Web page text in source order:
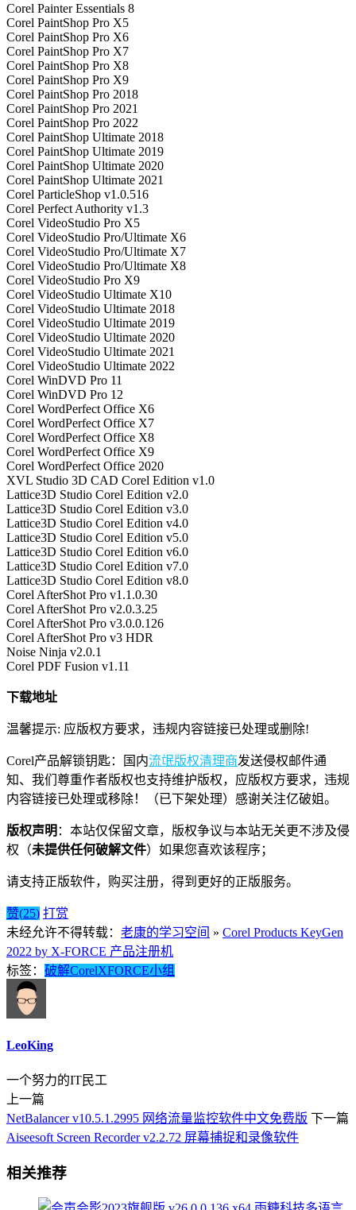
Corel Painter Essentials 8
Corel PaintShop Pro X5
Corel PaintShop Pro X6
Corel PaintShop Pro X7
Corel PaintShop Pro X8
Corel PaintShop Pro X9
Corel PaintShop Pro 2018
Corel PaintShop Pro 2021
Corel PaintShop Pro 2022
Corel PaintShop Ultimate 2018
Corel PaintShop Ultimate 2019
Corel PaintShop Ultimate 2020
Corel PaintShop Ultimate 2021
Corel ParticleShop v1.0.516
Corel Perfect Authority v1.3
Corel VideoStudio Pro X5
Corel VideoStudio Pro/Ultimate X6
Corel VideoStudio Pro/Ultimate X7
Corel VideoStudio Pro/Ultimate X8
Corel VideoStudio Pro X9
Corel VideoStudio Ultimate X10
Corel VideoStudio Ultimate 2018
Corel VideoStudio Ultimate 2019
Corel VideoStudio Ultimate 2020
Corel VideoStudio Ultimate 2021
Corel VideoStudio Ultimate 2022
Corel WinDVD Pro 11
Corel WinDVD Pro 12
Corel WordPerfect Office X6
Corel WordPerfect Office X7
Corel WordPerfect Office X8
Corel WordPerfect Office X9
Corel WordPerfect Office 2020
XVL Studio 3D CAD Corel Edition v1.0
Lattice3D Studio Corel Edition v2.0
Lattice3D Studio Corel Edition v3.0
Lattice3D Studio Corel Edition v4.0
Lattice3D Studio Corel Edition v5.0
Lattice3D Studio Corel Edition v6.0
Lattice3D Studio Corel Edition v7.0
Lattice3D Studio Corel Edition v8.0
Corel AfterShot Pro v1.1.0.30
Corel AfterShot Pro v2.0.3.25
Corel AfterShot Pro v3.0.0.126
Corel AfterShot Pro v3 HDR
Noise Ninja v2.0.1
Corel PDF Fusion v1.11
下载地址
温馨提示: 应版权方要求，违规内容链接已处理或删除!
Corel产品解锁钥匙：国内流氓版权清理商发送侵权邮件通
知、我们尊重作者版权也支持维护版权，应版权方要求，违规
内容链接已处理或移除！（已下架处理）感谢关注亿破姐。
版权声明 ：本站仅保留文章，版权争议与本站无关更不涉及侵
权（未提供任何破解文件）如果您喜欢该程序；
请支持正版软件，购买注册，得到更好的正版服务。
赞(25) 打赏
未经允许不得转载： 老康的学习空间 » Corel Products KeyGen
2022 by X-FORCE 产品注册机
标签： 破解CorelXFORCE小组
LeoKing
一个努力的IT民工
上一篇
NetBalancer v10.5.1.2995 网络流量监控软件中文免费版 下一篇
Aiseesoft Screen Recorder v2.2.72 屏幕捕捉和录像软件
相关推荐